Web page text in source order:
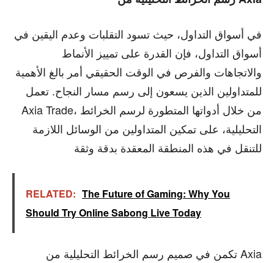
في أسواق التداول، حيث تسود التقلبات وعدم اليقين في
أسواق التداول، فإن القدرة على تمييز الأنماط
والاتجاهات والفرص في الوقت الحقيقي أمر بالغ الأهمية
للمتداولين الذين يسعون إلى رسم مسار النجاح. تعمل
Axia Trade، من خلال أدواتها المتطورة لرسم الخرائط
التحليلية، على تمكين المتداولين من الوسائل اللازمة
للتنقل في هذه المنطقة المعقدة بدقة وثقة
RELATED: The Future of Gaming: Why You
Should Try Online Sabong Live Today
تكمن في صميم رسم الخرائط التحليلية من Axia